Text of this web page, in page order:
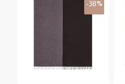
-38%